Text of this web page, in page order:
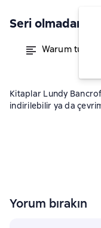
Seri olmadan
Warum tut er
Kitaplar Lundy
indirilebilir ya da
Yorum bırakın